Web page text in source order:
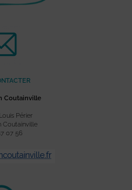
Coutainville
Périer
Coutainville
07 56